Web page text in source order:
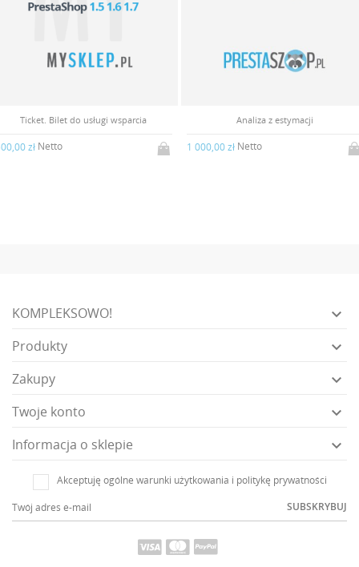
Ticket. Bilet do usługi wsparcia
złNetto
Analiza z estymacji
1 000,00 złNetto
KOMPLEKSOWO! 
Produkty 
Zakupy 
Twoje konto 
Informacja o sklepie 
Akceptuję ogólne warunki użytkowania i politykę prywatności
SUBSKRYBUJ